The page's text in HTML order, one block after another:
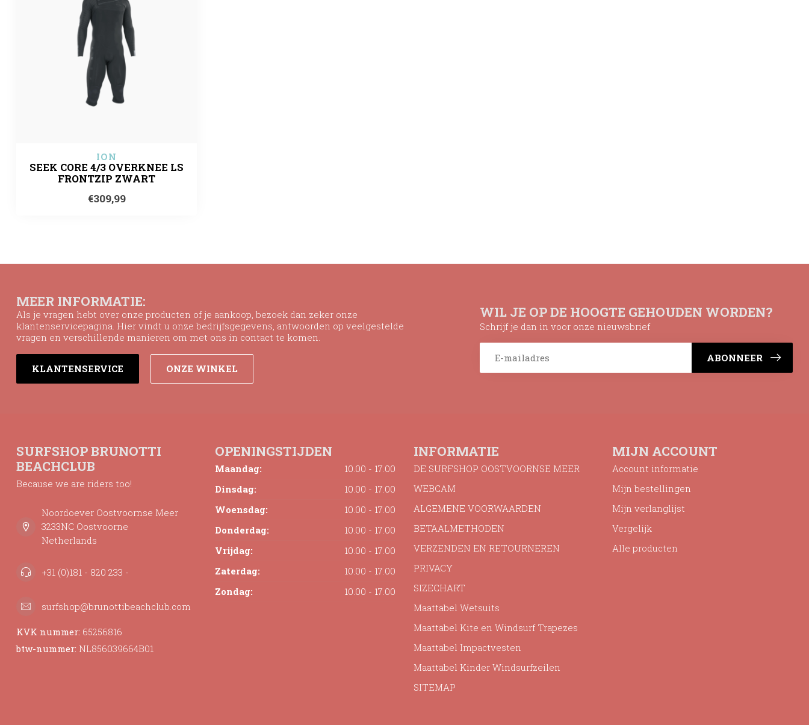
ION
SEEK CORE 4/3 OVERKNEE LS
FRONTZIP ZWART
€309,99
MEER INFORMATIE:
Als je vragen hebt over onze producten of je aankoop, bezoek dan zeker onze
klantenservicepagina. Hier vindt u onze bedrijfsgegevens, antwoorden op veelgestelde
vragen en verschillende manieren om met ons in contact te komen.
KLANTENSERVICE ONZE WINKEL
WIL JE OP DE HOOGTE GEHOUDEN WORDEN?
Schrijf je dan in voor onze nieuwsbrief
ABONNEER
SURFSHOP BRUNOTTI
BEACHCLUB
Because we are riders too!
Noordoever Oostvoornse Meer
3233NC Oostvoorne
Netherlands
+31 (0)181 - 820 233 -
surfshop@brunottibeachclub.com
KVK nummer: 65256816
btw-nummer: NL856039664B01
OPENINGSTIJDEN
Maandag:
10.00 - 17.00
Dinsdag:
10.00 - 17.00
Woensdag:
10.00 - 17.00
Donderdag:
10.00 - 17.00
Vrijdag:
10.00 - 17.00
Zaterdag:
10.00 - 17.00
Zondag:
10.00 - 17.00
INFORMATIE
DE SURFSHOP OOSTVOORNSE MEER
WEBCAM
ALGEMENE VOORWAARDEN
BETAALMETHODEN
VERZENDEN EN RETOURNEREN
PRIVACY
SIZECHART
Maattabel Wetsuits
Maattabel Kite en Windsurf Trapezes
Maattabel Impactvesten
Maattabel Kinder Windsurfzeilen
SITEMAP
MIJN ACCOUNT
Account informatie
Mijn bestellingen
Mijn verlanglijst
Vergelijk
Alle producten